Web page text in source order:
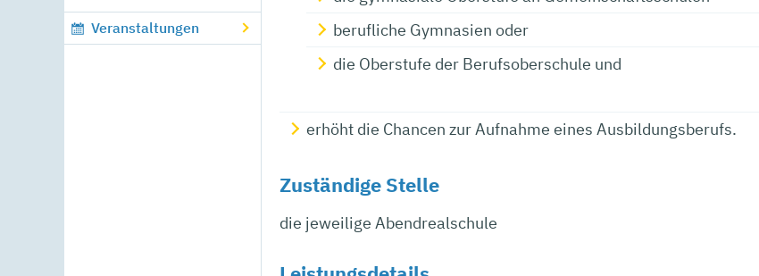
Veranstaltungen
berufliche Gymnasien oder
die Oberstufe der Berufsoberschule und
erhöht die Chancen zur Aufnahme eines Ausbildungsberufs.
Zuständige Stelle
die jeweilige Abendrealschule